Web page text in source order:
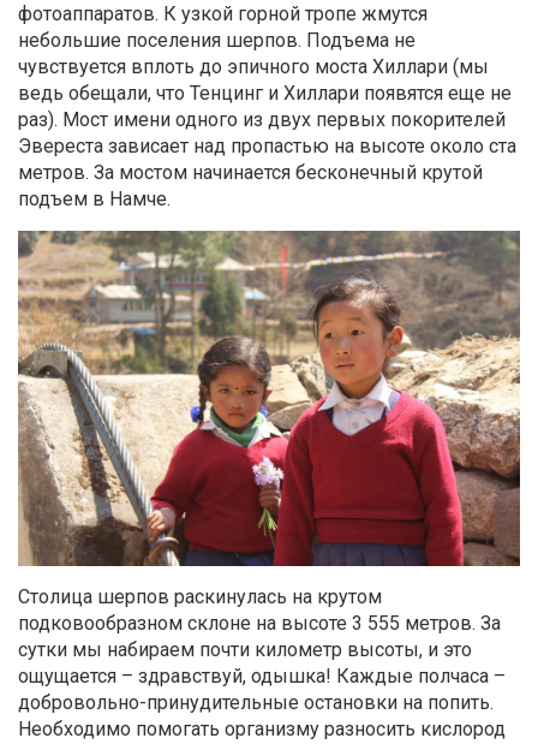
фотоаппаратов. К узкой горной тропе жмутся
небольшие поселения шерпов. Подъема не
чувствуется вплоть до эпичного моста Хиллари (мы
ведь обещали, что Тенцинг и Хиллари появятся еще не
раз). Мост имени одного из двух первых покорителей
Эвереста зависает над пропастью на высоте около ста
метров. За мостом начинается бесконечный крутой
подъем в Намче.
Столица шерпов раскинулась на крутом
подковообразном склоне на высоте 3 555 метров. За
сутки мы набираем почти километр высоты, и это
ощущается – здравствуй, одышка! Каждые полчаса –
добровольно-принудительные остановки на попить.
Необходимо помогать организму разносить кислород